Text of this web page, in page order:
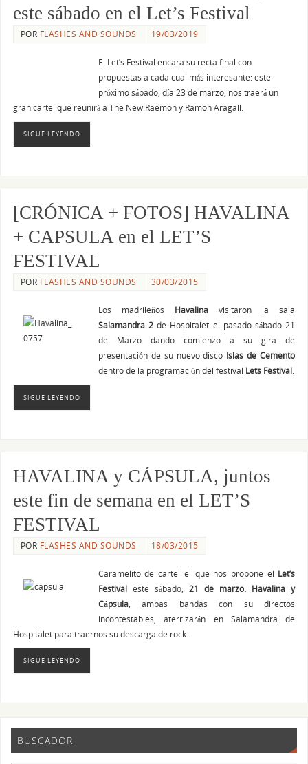
este sábado en el Let’s Festival
POR FLASHES AND SOUNDS 19/03/2019
El Let’s Festival encara su recta final con
propuestas a cada cual más interesante: este
próximo sábado, día 23 de marzo, nos traerá un
gran cartel que reunirá a The New Raemon y Ramon Aragall.
SIGUE LEYENDO
[CRÓNICA + FOTOS] HAVALINA
+ CAPSULA en el LET’S
FESTIVAL
POR FLASHES AND SOUNDS 30/03/2015
Los madrileños Havalinavisitaron la sala
Salamandra 2de Hospitalet el pasado sábado 21
de Marzo dando comienzo a su gira de
presentación de su nuevo disco Islas de Cemento
dentro de la programación del festival Lets Festival.
SIGUE LEYENDO
HAVALINA y CÁPSULA, juntos
este fin de semana en el LET’S
FESTIVAL
POR FLASHES AND SOUNDS 18/03/2015
Caramelito de cartel el que nos propone el Let’s
Festivaleste sábado, 21 de marzo. Havalina y
Cápsula, ambas bandas con su directos
incontestables, aterrizarán en Salamandra de
Hospitalet para traernos su descarga de rock.
SIGUE LEYENDO
BUSCADOR